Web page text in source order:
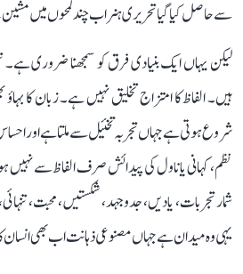
سے حاصل کیا گیا تحریری ہنر اب چند لمحوں میں مشین
لیکن یہاں ایک بنیادی فرق کو سمجھنا ضروری ہے۔
ہیں۔ الفاظ کا امتزاج تخلیق نہیں ہے۔ زبان کا
شروع ہوتی ہے جہاں تجربہ تخئیل سے ملتا ہے اور
نظم، کہانی یا ناول کی پیدائش صرف الفاظ سے
شمار تجربات، یادیں، جدوجہد، شکستیں، محبت،
یہی وہ میدان ہے جہاں مصنوعی ذہانت اب بھی انسان